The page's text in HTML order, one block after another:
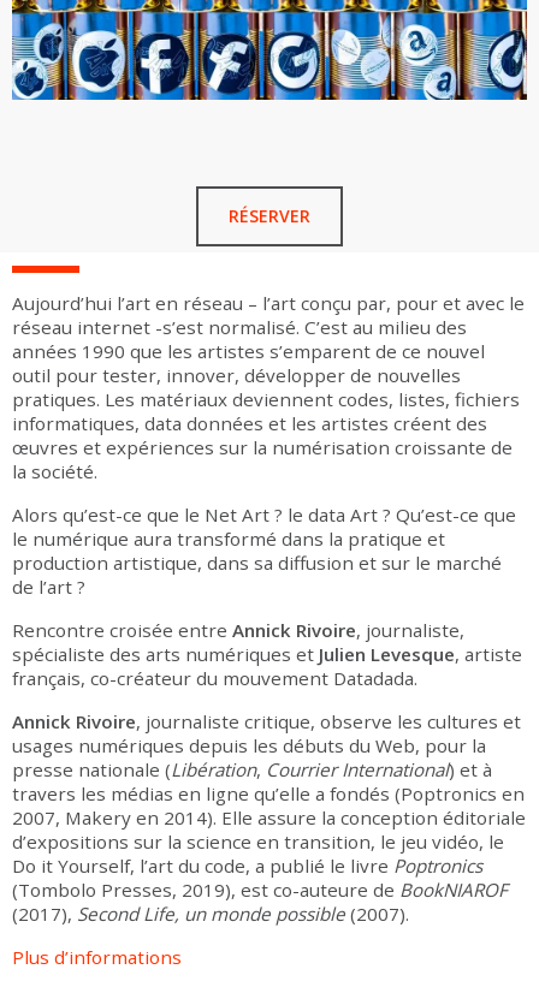
RÉSERVER
Aujourd’hui l’art en réseau – l’art conçu par, pour et avec le
réseau internet -s’est normalisé. C’est au milieu des
années 1990 que les artistes s’emparent de ce nouvel
outil pour tester, innover, développer de nouvelles
pratiques. Les matériaux deviennent codes, listes, fichiers
informatiques, data données et les artistes créent des
œuvres et expériences sur la numérisation croissante de
la société.
Alors qu’est-ce que le Net Art ? le data Art ? Qu’est-ce que
le numérique aura transformé dans la pratique et
production artistique, dans sa diffusion et sur le marché
de l’art ?
Rencontre croisée entre Annick Rivoire, journaliste,
spécialiste des arts numériques et Julien Levesque, artiste
français, co-créateur du mouvement Datadada.
Annick Rivoire, journaliste critique, observe les cultures et
usages numériques depuis les débuts du Web, pour la
presse nationale (Libération, Courrier International) et à
travers les médias en ligne qu’elle a fondés (Poptronics en
2007, Makery en 2014). Elle assure la conception éditoriale
d’expositions sur la science en transition, le jeu vidéo, le
Do it Yourself, l’art du code, a publié le livre Poptronics
(Tombolo Presses, 2019), est co-auteure de BookNIAROF
(2017), Second Life, un monde possible (2007).
Plus d’informations